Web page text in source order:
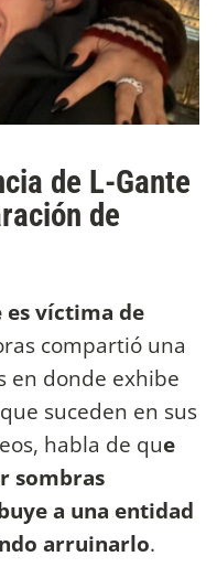
de L-Gante
de
es víctima de
compartió una
en donde exhibe
suceden en sus
habla de que
sombras
a una entidad
arruinarlo.